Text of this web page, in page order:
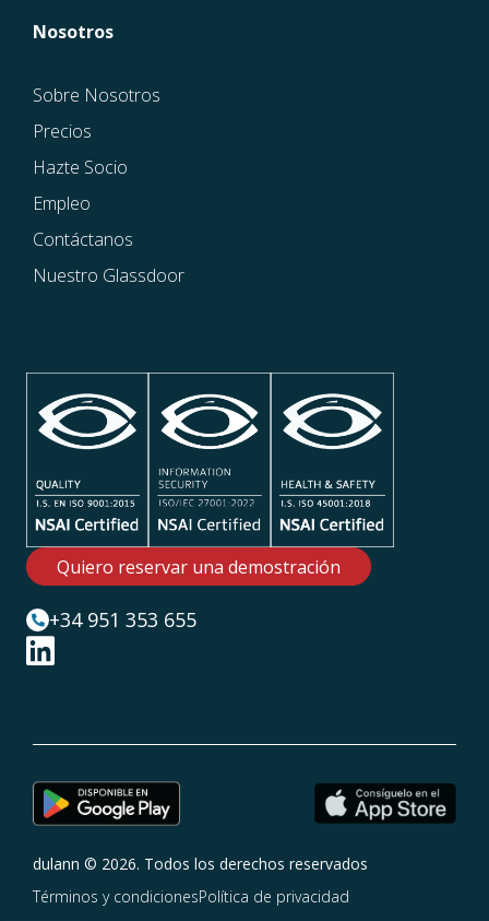
Nosotros
Sobre Nosotros
Precios
Hazte Socio
Empleo
Contáctanos
Nuestro Glassdoor
Quiero reservar una demostración
+34 951 353 655
dulann © 2026. Todos los derechos reservados
Términos y condicionesPolítica de privacidad